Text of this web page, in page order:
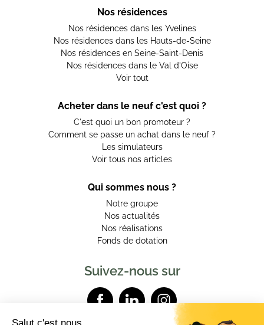
Nos résidences
Nos résidences dans les Yvelines
Nos résidences dans les Hauts-de-Seine
Nos résidences en Seine-Saint-Denis
Nos résidences dans le Val d'Oise
Voir tout
Acheter dans le neuf c'est quoi ?
C'est quoi un bon promoteur ?
Comment se passe un achat dans le neuf ?
Les simulateurs
Voir tous nos articles
Qui sommes nous ?
Notre groupe
Nos actualités
Nos réalisations
Fonds de dotation
Suivez-nous sur